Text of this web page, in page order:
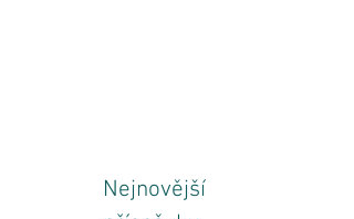
Nejnovější